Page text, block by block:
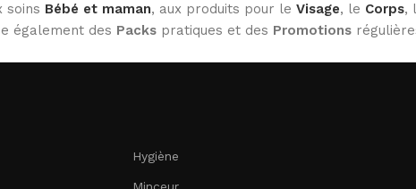
soins Bébé et maman, aux produits pour le Visage, le Corps,
également des Packs pratiques et des Promotions
Hygiène